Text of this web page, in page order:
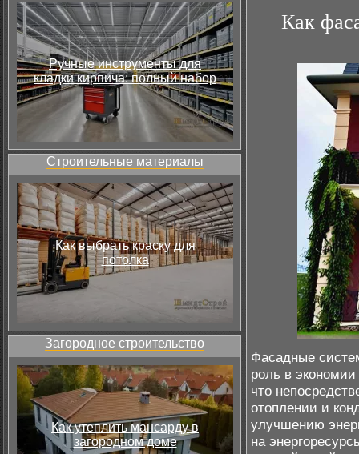
Ручные инструменты для
кладки кирпича: полный набор
Строительные материалы
Как выбрать краску для
потолка
Загородное строительство
Как утеплить мансарду в
загородном доме
Как
Фасадные
роль в
что
отоплении и
улучшению
на